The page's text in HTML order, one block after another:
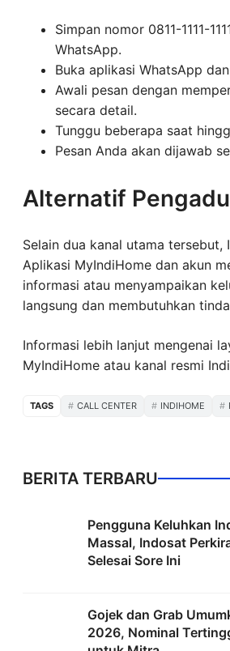
Simpan nomor 0811-1111-
WhatsApp.
Buka aplikasi WhatsApp
Awali pesan dengan
secara detail.
Tunggu beberapa saat
Pesan Anda akan dijawab
Alternatif
Selain dua kanal utama
Aplikasi MyIndiHome dan akun
informasi atau menyampaikan
langsung dan membutuhkan
Informasi lebih lanjut mengenai
MyIndiHome atau kanal resmi
TAGS CALL CENTER INDIHOME
BERITA TERBARU
Pengguna Keluhkan
Massal, Indosat
Selesai Sore Ini
Gojek dan Grab
2026, Nominal